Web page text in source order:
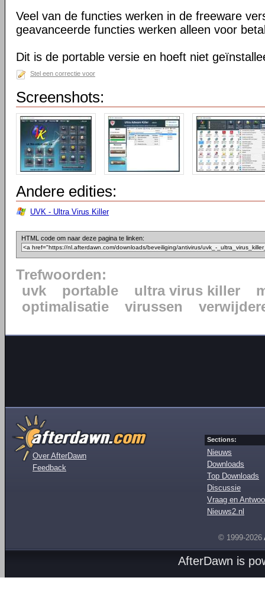
Veel van de functies werken in de freeware
geavanceerde functies werken alleen voor
Dit is de portable versie en hoeft niet
Stel een correctie voor
Screenshots:
Andere edities:
UVK - Ultra Virus Killer
HTML code om naar deze pagina te linken:
Trefwoorden:
uvk
portable ultra virus killer
optimalisatie
virussen
Over AfterDawn
Feedback
Sections:
Nieuws
Downloads
Top Downloads
Discussie
Vraag en
Nieuws2.nl
© 1999-2026
AfterDawn is